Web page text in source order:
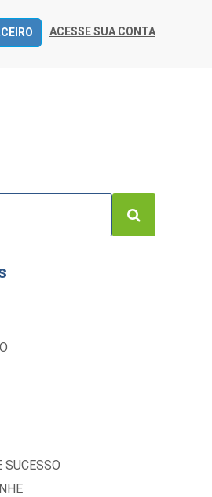
ACESSE SUA CONTA
SUCESSO